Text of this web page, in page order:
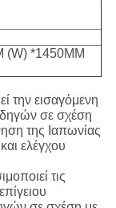
(W) *1450MM
την εισαγόμενη
σε σχέση
της Ιαπωνίας
ελέγχου
τις